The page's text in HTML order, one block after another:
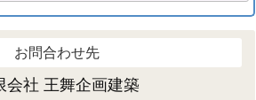
お問合わせ先
会社 王舞企画建築